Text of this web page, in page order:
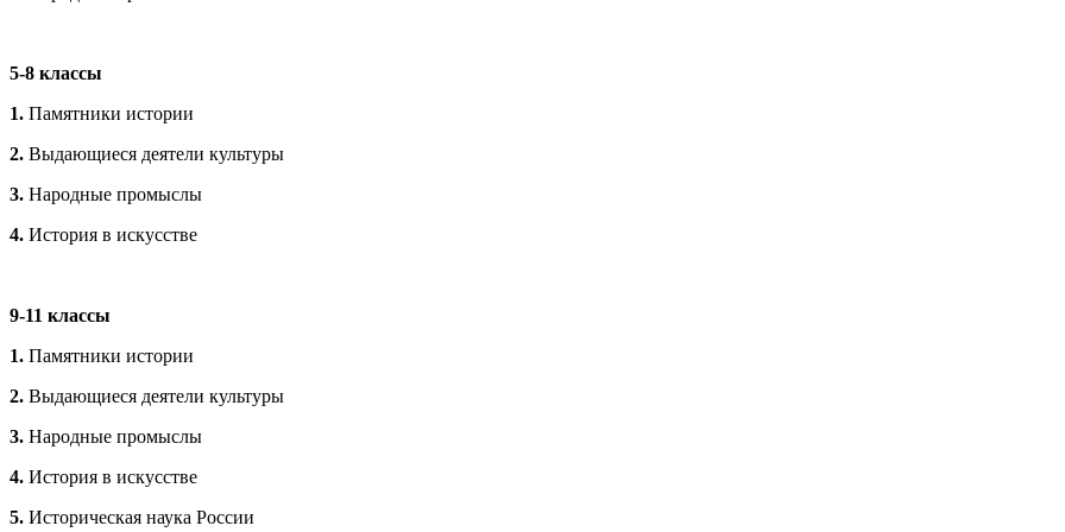
5-8 классы
1. Памятники истории
2. Выдающиеся деятели культуры
3. Народные промыслы
4. История в искусстве
9-11 классы
1. Памятники истории
2. Выдающиеся деятели культуры
3. Народные промыслы
4. История в искусстве
5. Историческая наука России